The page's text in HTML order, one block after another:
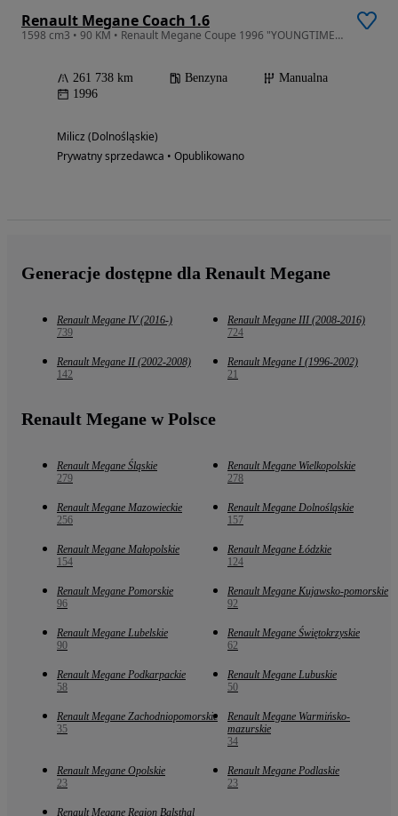
Renault Megane Coach 1.6
1598 cm3 • 90 KM • Renault Megane Coupe 1996 "YOUNGTIMER" zabytek !
261 738 km Benzyna
Manualna
1996
Milicz (Dolnośląskie)
Prywatny sprzedawca • Opublikowano
Generacje dostępne dla Renault Megane
Renault Megane IV (2016-)
739
Renault Megane III (2008-2016)
724
Renault Megane II (2002-2008)
142
Renault Megane I (1996-2002)
21
Renault Megane w Polsce
Renault Megane Śląskie
279
Renault Megane Wielkopolskie
278
Renault Megane Mazowieckie
256
Renault Megane Dolnośląskie
157
Renault Megane Małopolskie
154
Renault Megane Łódzkie
124
Renault Megane Pomorskie
96
Renault Megane Kujawsko-pomorskie
92
Renault Megane Lubelskie
90
Renault Megane Świętokrzyskie
62
Renault Megane Podkarpackie
58
Renault Megane Lubuskie
50
Renault Megane Zachodniopomorskie
35
Renault Megane Warmińsko-
mazurskie
34
Renault Megane Opolskie
23
Renault Megane Podlaskie
23
Renault Megane Region Balsthal